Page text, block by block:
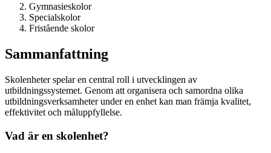
Gymnasieskolor
Specialskolor
Fristående skolor
Sammanfattning
Skolenheter spelar en central roll i utvecklingen av
utbildningssystemet. Genom att organisera och samordna olika
utbildningsverksamheter under en enhet kan man främja kvalitet,
effektivitet och måluppfyllelse.
Vad är en skolenhet?